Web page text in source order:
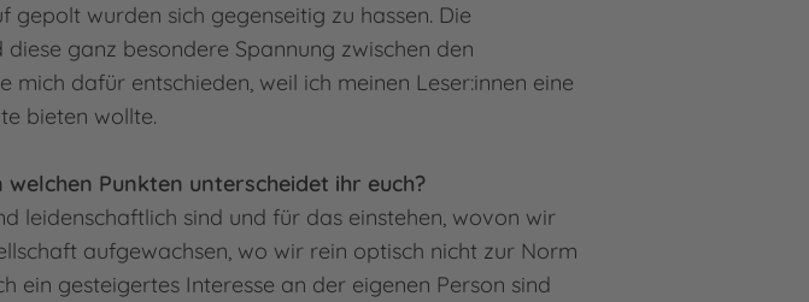
wurden sich gegenseitig zu hassen. Die
ganz besondere Spannung zwischen den
mich dafür entschieden, weil ich meinen Leser:innen eine
bieten wollte.
Punkten unterscheidet ihr euch?
leidenschaftlich sind und für das einstehen, wovon wir
aufgewachsen, wo wir rein optisch nicht zur Norm
ein gesteigertes Interesse an der eigenen Person sind